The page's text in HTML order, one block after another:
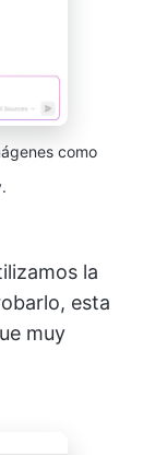
como
la
esta
muy